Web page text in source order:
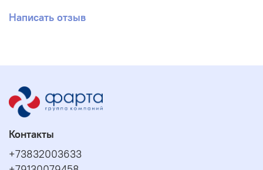
Написать отзыв
Контакты
+73832003633